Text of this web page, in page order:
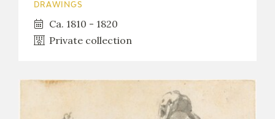
FRANCISCO DE GOYA
DRAWINGS
Ca. 1810 - 1820
Private collection